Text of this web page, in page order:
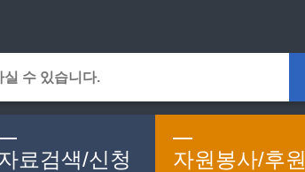
료검색/신청 자원봉사/후원